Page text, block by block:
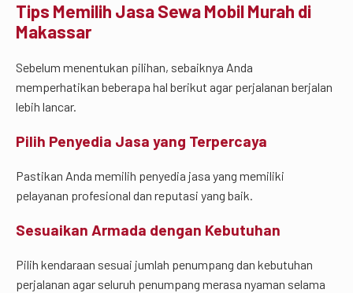
Tips Memilih Jasa Sewa Mobil Murah di
Makassar
Sebelum menentukan pilihan, sebaiknya Anda
memperhatikan beberapa hal berikut agar perjalanan berjalan
lebih lancar.
Pilih Penyedia Jasa yang Terpercaya
Pastikan Anda memilih penyedia jasa yang memiliki
pelayanan profesional dan reputasi yang baik.
Sesuaikan Armada dengan Kebutuhan
Pilih kendaraan sesuai jumlah penumpang dan kebutuhan
perjalanan agar seluruh penumpang merasa nyaman selama